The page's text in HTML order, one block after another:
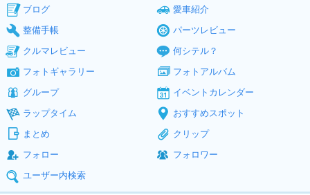
ブログ
愛車紹介
整備手帳
パーツレビュー
クルマレビュー
何シテル？
フォトギャラリー
フォトアルバム
グループ
イベントカレンダー
ラップタイム
おすすめスポット
まとめ
クリップ
フォロー
フォロワー
ユーザー内検索